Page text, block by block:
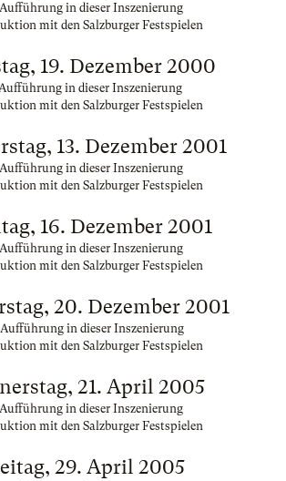
in dieser Inszenierung
mit den Salzburger Festspielen
19. Dezember 2000
in dieser Inszenierung
mit den Salzburger Festspielen
13. Dezember 2001
in dieser Inszenierung
mit den Salzburger Festspielen
16. Dezember 2001
in dieser Inszenierung
mit den Salzburger Festspielen
20. Dezember 2001
in dieser Inszenierung
mit den Salzburger Festspielen
21. April 2005
in dieser Inszenierung
mit den Salzburger Festspielen
29. April 2005